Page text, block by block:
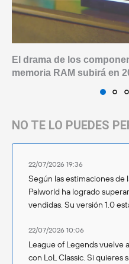
El drama de los
memoria RAM subirá en
NO TE LO PUEDES
22/07/2026 19:36
Según las estimaciones de
Palworld ha logrado
vendidas. Su versión 1.0
22/07/2026 10:06
League of Legends vuelve
con LoL Classic. Si quieres